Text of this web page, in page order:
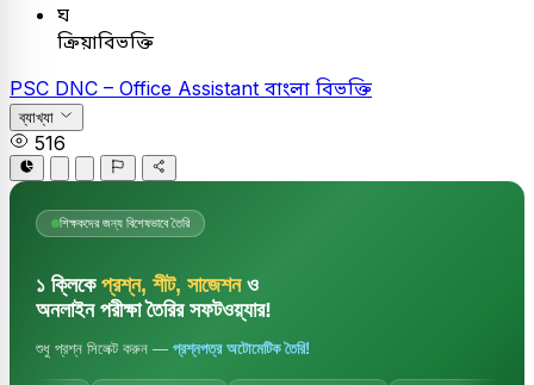
ঘ
ক্রিয়াবিভক্তি
PSC DNC – Office Assistant বাংলা বিভক্তি
ব্যাখ্যা
516
শিক্ষকদের জন্য বিশেষভাবে তৈরি
১ ক্লিকে প্রশ্ন, শীট, সাজেশনও
অনলাইন পরীক্ষা তৈরির সফটওয়্যার!
শুধু প্রশ্ন সিলেক্ট করুন — প্রশ্নপত্র অটোমেটিক তৈরি!